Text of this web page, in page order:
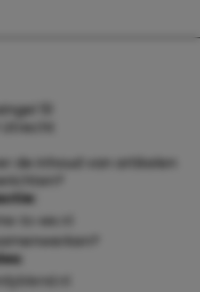
51
Utrecht
de inhoud van artikelen
to-we.nl